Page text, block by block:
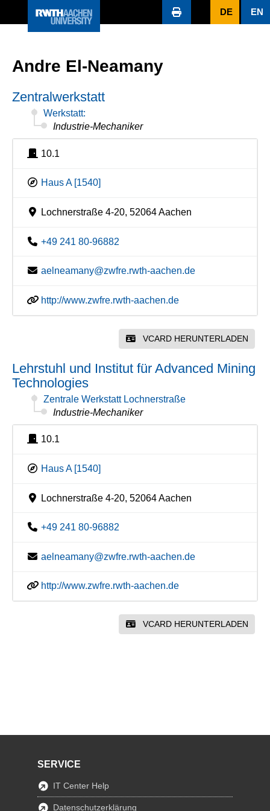
DE EN
Andre El-Neamany
Zentralwerkstatt
Werkstatt:
Industrie-Mechaniker
10.1
Haus A [1540]
Lochnerstraße 4-20, 52064 Aachen
+49 241 80-96882
aelneamany@zwfre.rwth-aachen.de
http://www.zwfre.rwth-aachen.de
VCARD HERUNTERLADEN
Lehrstuhl und Institut für Advanced Mining
Technologies
Zentrale Werkstatt Lochnerstraße
Industrie-Mechaniker
10.1
Haus A [1540]
Lochnerstraße 4-20, 52064 Aachen
+49 241 80-96882
aelneamany@zwfre.rwth-aachen.de
http://www.zwfre.rwth-aachen.de
VCARD HERUNTERLADEN
SERVICE
IT Center Help
Datenschutzerklärung